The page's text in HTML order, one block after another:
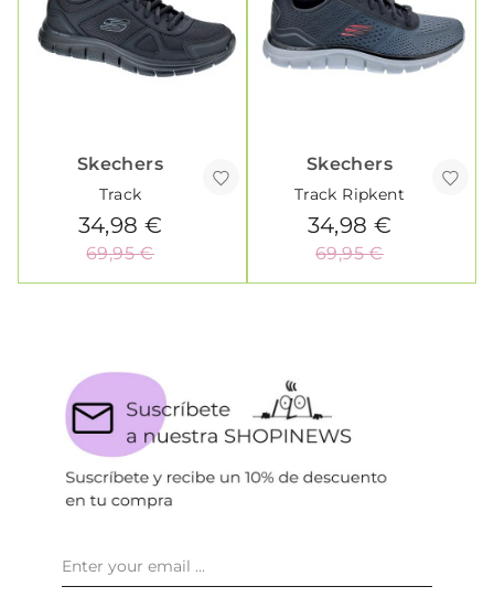
Skechers
Track
34,98 €
69,95 €
Skechers
Track Ripkent
34,98 €
69,95 €